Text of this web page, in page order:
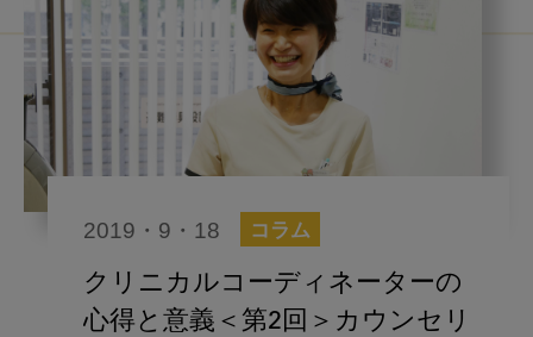
2019・9・18 コラム
クリニカルコーディネーターの
心得と意義＜第2回＞カウンセリ